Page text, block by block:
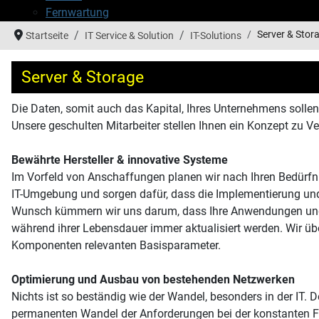
Fernwartung
Startseite IT Service & Solution IT-Solutions Server &
Server & Storage
Die Daten, somit auch das Kapital, Ihres Unternehmens
Unsere geschulten Mitarbeiter stellen Ihnen ein Konzept zu
Bewährte Hersteller & innovative Systeme
Im Vorfeld von Anschaffungen planen wir nach Ihren
IT-Umgebung und sorgen dafür, dass die Implementierung
Wunsch kümmern wir uns darum, dass Ihre Anwendungen
während ihrer Lebensdauer immer aktualisiert werden. Wir
Komponenten relevanten Basisparameter.
Optimierung und Ausbau von bestehenden Netzwerken
Nichts ist so beständig wie der Wandel, besonders in der IT.
permanenten Wandel der Anforderungen bei der konstanten